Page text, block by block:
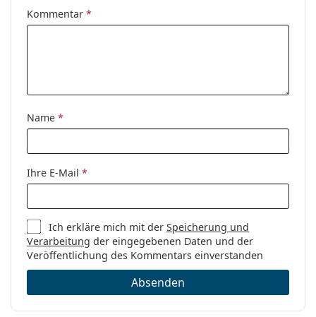
Kommentar *
Name *
Ihre E-Mail *
Ich erkläre mich mit derSpeicherung und
Verarbeitung der eingegebenen Daten und der
Veröffentlichung des Kommentars einverstanden
Absenden